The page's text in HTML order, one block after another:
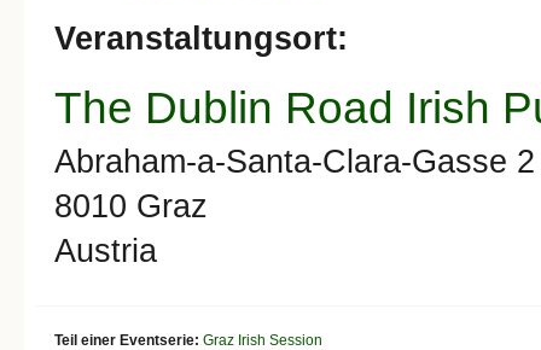
Veranstaltungsort:
The Dublin Road Irish
Abraham-a-Santa-Clara-Gasse 2
8010 Graz
Austria
Teil einer Eventserie: Graz Irish Session